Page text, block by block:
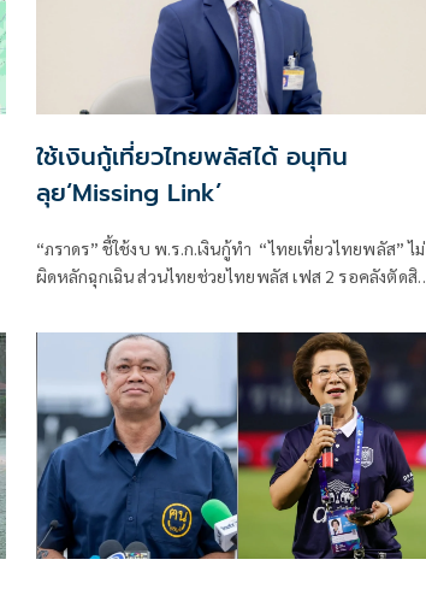
ใช้เงินกู้เที่ยวไทยพลัสได้ อนุทิน
ลุย‘Missing Link’
“ภราดร” ชี้ใช้งบ พ.ร.ก.เงินกู้ทำ “ไทยเที่ยวไทยพลัส” ไม่
ผิดหลักฉุกเฉิน ส่วนไทยช่วยไทยพลัส เฟส 2 รอคลังตัดสิน